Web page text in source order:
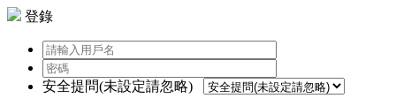
登錄
安全提問(未設定請忽略)